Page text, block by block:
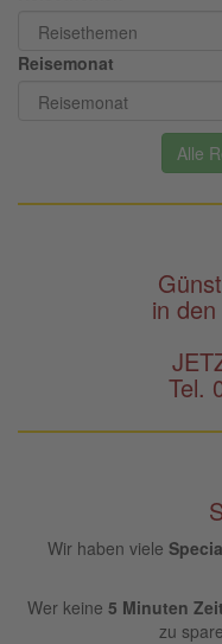
Reisemonat
Alle
in
Tel.
Wir haben viele
Wer keine 5 Minuten
zu